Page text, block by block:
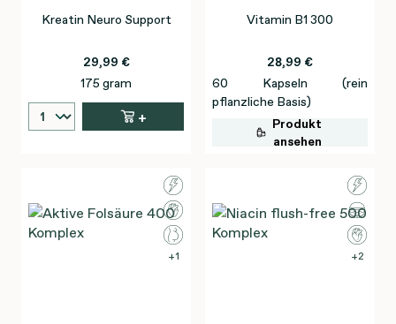
Kreatin Neuro Support
29,99 €
175 gram
+
Vitamin B1 300
28,99 €
60 Kapseln (rein
pflanzliche Basis)
Produkt
ansehen
1 2